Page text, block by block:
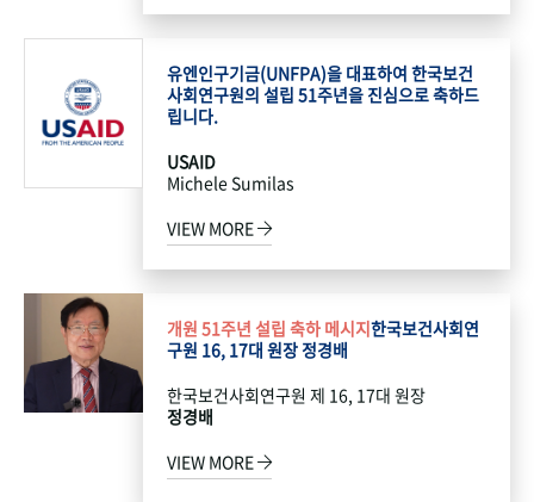
유엔인구기금(UNFPA)을 대표하여 한국보건
사회연구원의 설립 51주년을 진심으로 축하드
립니다.
USAID
Michele Sumilas
VIEW MORE
개원 51주년 설립 축하 메시지한국보건사회연
구원 16, 17대 원장 정경배
한국보건사회연구원 제 16, 17대 원장
정경배
VIEW MORE